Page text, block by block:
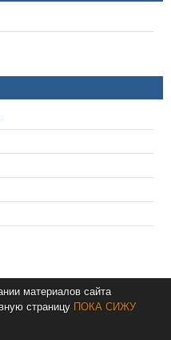
материалов сайта
страницу ПОКА СИЖУ